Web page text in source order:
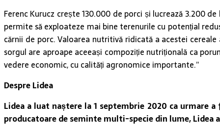
Ferenc Kurucz crește 130.000 de porci și lucrează 3.200
permite să exploateze mai bine terenurile cu potențial
cărnii de porc. Valoarea nutritivă ridicată a acestei
sorgul are aproape aceeași compoziție nutrițională ca
vedere economic, cu calități agronomice importante.”
Despre Lidea
Lidea a luat naștere la 1 septembrie 2020 ca urmare a
producatoare de seminte multi-specie din lume,